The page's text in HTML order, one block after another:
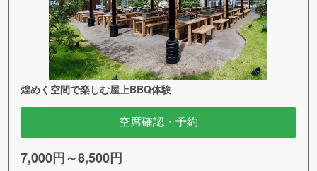
煌めく空間で楽しむ屋上BBQ体験
空席確認・予約
7,000円～8,500円